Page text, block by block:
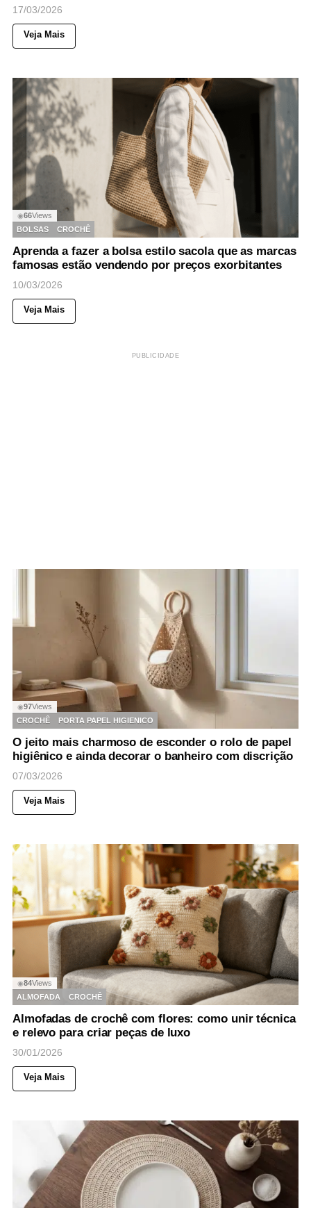
17/03/2026
Veja Mais
◉66Views
BOLSAS
CROCHÊ
Aprenda a fazer a bolsa estilo sacola que as marcas
famosas estão vendendo por preços exorbitantes
10/03/2026
Veja Mais
PUBLICIDADE
◉97Views
CROCHÊ
PORTA PAPEL HIGIENICO
O jeito mais charmoso de esconder o rolo de papel
higiênico e ainda decorar o banheiro com discrição
07/03/2026
Veja Mais
◉84Views
ALMOFADA
CROCHÊ
Almofadas de crochê com flores: como unir técnica
e relevo para criar peças de luxo
30/01/2026
Veja Mais